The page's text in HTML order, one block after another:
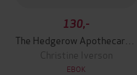
130,-
Christine Iverson
EBOK